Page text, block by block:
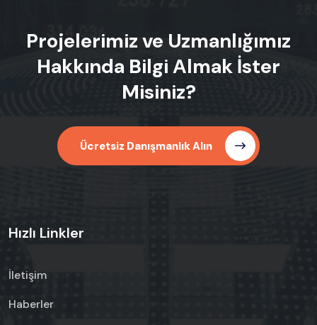
Projelerimiz ve Uzmanlığımız
Hakkında Bilgi Almak İster
Misiniz?
Ücretsiz Danışmanlık Alın
Hızlı Linkler
İletişim
Haberler